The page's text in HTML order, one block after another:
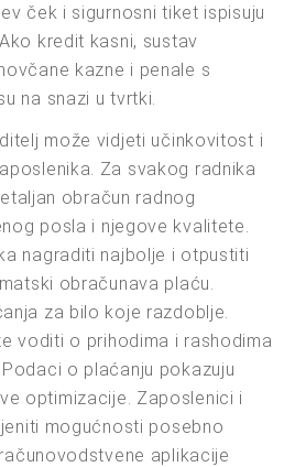
ček i sigurnosni tiket ispisuju
kredit kasni, sustav
kazne i penale s
na snazi u tvrtki.
može vidjeti učinkovitost i
Za svakog radnika
obračun radnog
posla i njegove kvalitete.
nagraditi najbolje i otpustiti
obračunava plaću.
za bilo koje razdoblje.
voditi o prihodima i rashodima
o plaćanju pokazuju
optimizacije. Zaposlenici i
mogućnosti posebno
aplikacije